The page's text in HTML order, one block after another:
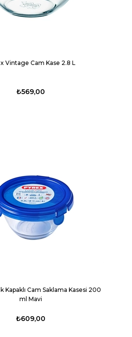
Vintage Cam Kase 2.8 L
₺569,00
Cam Saklama Kasesi 200
ml Mavi
₺609,00